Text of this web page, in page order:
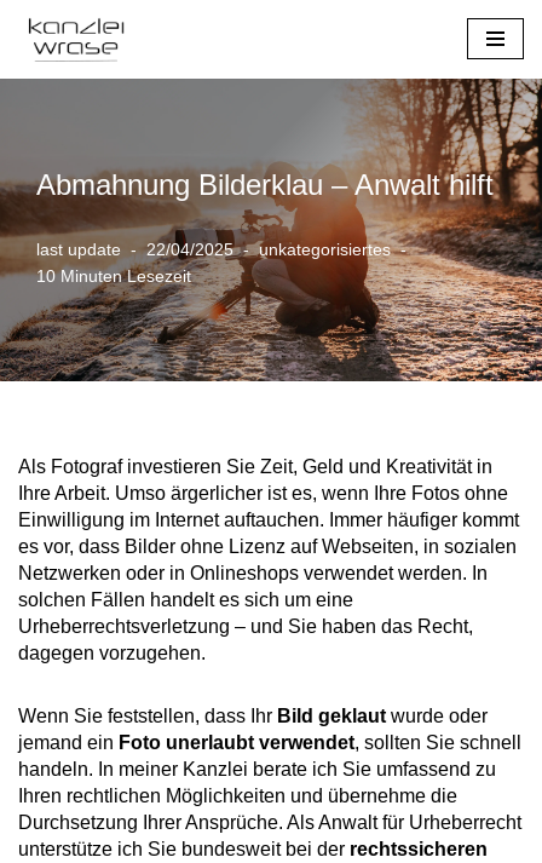
Zum
Abmahnung Bilderklau – Anwalt hilft
last update 22/04/2025
unkategorisiertes
10 Minuten Lesezeit
Als Fotograf investieren Sie Zeit, Geld und Kreativität in
Ihre Arbeit. Umso ärgerlicher ist es, wenn Ihre Fotos ohne
Einwilligung im Internet auftauchen. Immer häufiger kommt
es vor, dass Bilder ohne Lizenz auf Webseiten, in sozialen
Netzwerken oder in Onlineshops verwendet werden. In
solchen Fällen handelt es sich um eine
Urheberrechtsverletzung – und Sie haben das Recht,
dagegen vorzugehen.
Wenn Sie feststellen, dass Ihr Bild geklaut wurde oder
jemand ein Foto unerlaubt verwendet, sollten Sie schnell
handeln. In meiner Kanzlei berate ich Sie umfassend zu
Ihren rechtlichen Möglichkeiten und übernehme die
Durchsetzung Ihrer Ansprüche. Als Anwalt für Urheberrecht
unterstütze ich Sie bundesweit bei der rechtssicheren